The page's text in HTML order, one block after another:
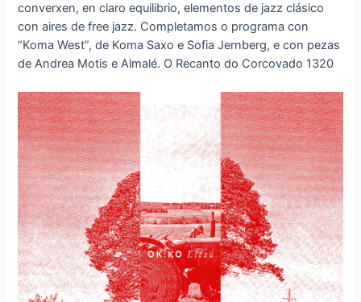
converxen, en claro equilibrio, elementos de jazz clásico
con aires de free jazz. Completamos o programa con
“Koma West”, de Koma Saxo e Sofia Jernberg, e con pezas
de Andrea Motis e Almalé. O Recanto do Corcovado 1320